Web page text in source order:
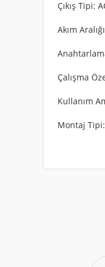
Çıkış Tipi:
Akım
Çalışma
Kullanım
Montaj
LOAD
Ürün